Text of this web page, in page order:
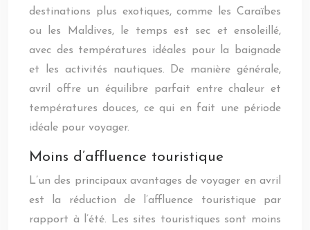
destinations plus exotiques, comme les Caraïbes
ou les Maldives, le temps est sec et ensoleillé,
avec des températures idéales pour la baignade
et les activités nautiques. De manière générale,
avril offre un équilibre parfait entre chaleur et
températures douces, ce qui en fait une période
idéale pour voyager.
Moins d’affluence touristique
L’un des principaux avantages de voyager en avril
est la réduction de l’affluence touristique par
rapport à l’été. Les sites touristiques sont moins